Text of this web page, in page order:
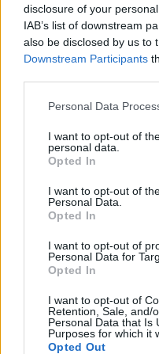
disclosure of your
IAB’s list of downstream
also be disclosed by us to
Downstream Participants
Personal Data
I want to opt-out of
personal data.
Opted In
I want to opt-out of
Personal Data.
Opted In
I want to opt-out of
Personal Data for
Opted In
I want to opt-out of
Retention, Sale, and/
Personal Data that Is
Purposes for which it
Opted Out
του ασθενούς.
Η ΟΕΝΓΕ, για όλα τα
διάστημα θα